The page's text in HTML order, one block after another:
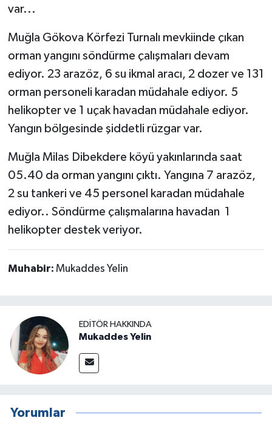
var...
Muğla Gökova Körfezi Turnalı mevkiinde çıkan
orman yangını söndürme çalışmaları devam
ediyor. 23 arazöz, 6 su ikmal aracı, 2 dozer ve 131
orman personeli karadan müdahale ediyor. 5
helikopter ve 1 uçak havadan müdahale ediyor.
Yangın bölgesinde şiddetli rüzgar var.
Muğla Milas Dibekdere köyü yakınlarında saat
05.40 da orman yangını çıktı. Yangına 7 arazöz,
2 su tankeri ve 45 personel karadan müdahale
ediyor.. Söndürme çalışmalarına havadan 1
helikopter destek veriyor.
Muhabir: Mukaddes Yelin
EDITÖR HAKKINDA
Mukaddes Yelin
Yorumlar